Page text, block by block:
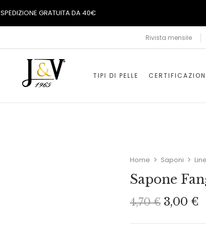
SPEDIZIONE GRATUITA DA 40€
Rivista mensile
TIPI DI PELLE
Home Saponi
Sapone
4,70€ 3,00 €